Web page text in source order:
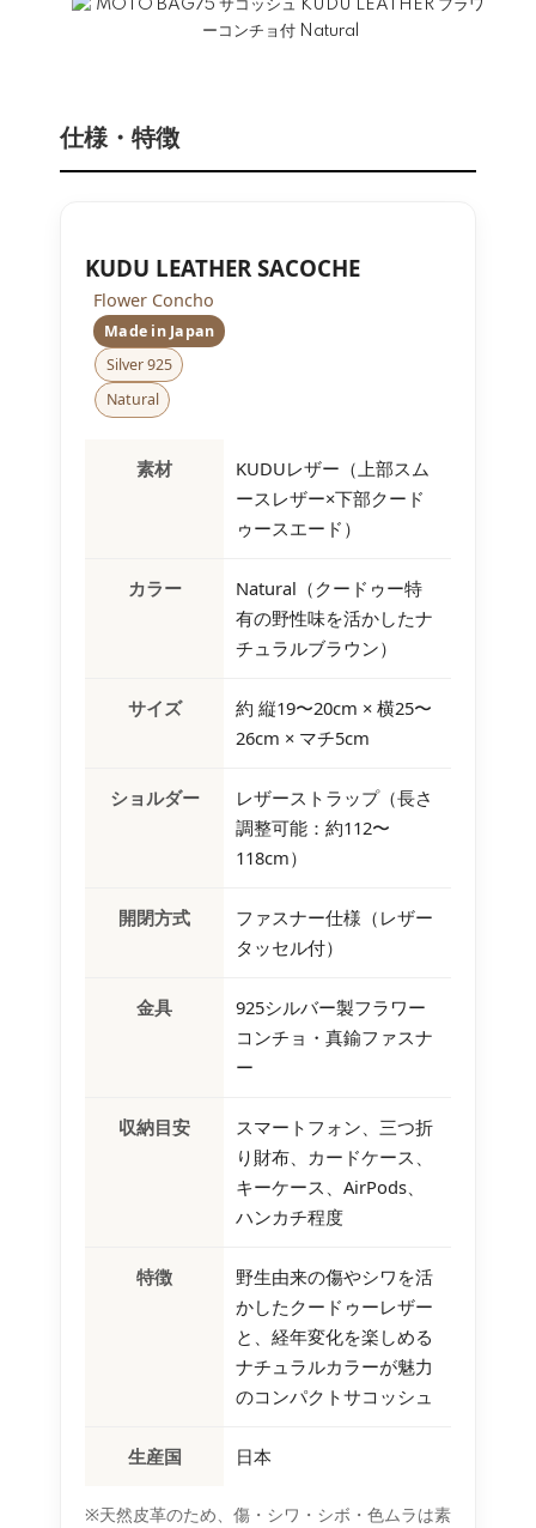
仕様・特徴
KUDU LEATHER SACOCHE
Flower Concho
Made in Japan
Silver 925
Natural
素材
KUDUレザー（上部スム
ースレザー×下部クード
ゥースエード）
カラー
Natural（クードゥー特
有の野性味を活かしたナ
チュラルブラウン）
サイズ
約 縦19〜20cm × 横25〜
26cm × マチ5cm
ショルダー
レザーストラップ（長さ
調整可能：約112〜
118cm）
開閉方式
ファスナー仕様（レザー
タッセル付）
金具
925シルバー製フラワー
コンチョ・真鍮ファスナ
ー
収納目安
スマートフォン、三つ折
り財布、カードケース、
キーケース、AirPods、
ハンカチ程度
特徴
野生由来の傷やシワを活
かしたクードゥーレザー
と、経年変化を楽しめる
ナチュラルカラーが魅力
のコンパクトサコッシュ
生産国 日本
※天然皮革のため、傷・シワ・シボ・色ムラは素